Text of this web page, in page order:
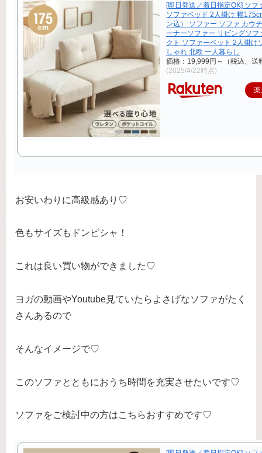
[即日発送／着日指定OK] ソフ
ソファベッド 2人掛け 幅
ン込） ソファー ソファ カウ
ーナーソファー リビングソフ
クト ソファーベット 2人掛け
しゃれ 北欧 一人暮らし
価格：19,999円～（税込、送
(2025/4/22時点)
お安いわりに高級感あり♡
色もサイズもドンピシャ！
これは良い買い物ができました♡
ヨガの動画やYoutube見ていたらよさげなソファがたく
さんあるので
そんなイメージで♡
このソファとともにおうち時間を充実させたいです♡
ソファをご検討中の方はこちらおすすめです♡